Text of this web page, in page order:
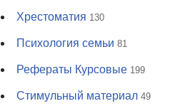
Хрестоматия 130
Психология семьи 81
Рефераты Курсовые 199
Стимульный материал 49